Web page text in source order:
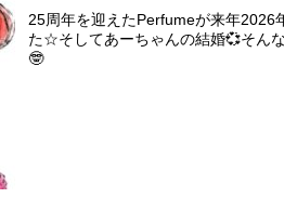
25周年を迎えたPerfumeが来年2026
た☆そしてあーちゃんの結婚💞そん
🤓